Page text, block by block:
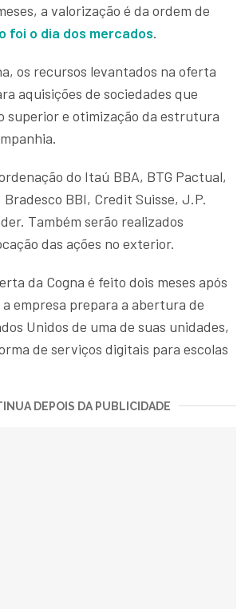
a valorização é da ordem de
foi o dia dos mercados.
os recursos levantados na oferta
aquisições de sociedades que
superior e otimização da estrutura
do Itaú BBA, BTG Pactual,
Bradesco BBI, Credit Suisse, J.P.
Também serão realizados
das ações no exterior.
da Cogna é feito dois meses após
empresa prepara a abertura de
Unidos de uma de suas unidades,
de serviços digitais para escolas
DEPOIS DA PUBLICIDADE